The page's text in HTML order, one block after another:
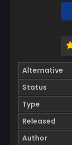
Alternative
Status
Type
Released
Author